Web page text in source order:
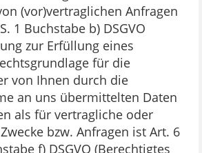
(vor)vertraglichen Anfragen
1 Buchstabe b) DSGVO
zur Erfüllung eines
für die
von Ihnen durch die
an uns übermittelten Daten
als für vertragliche oder
bzw. Anfragen ist Art. 6
f) DSGVO (Berechtigtes